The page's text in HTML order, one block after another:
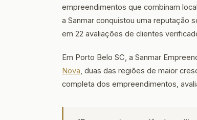
empreendimentos que combinam
a Sanmar conquistou uma reputação
em 22 avaliações de clientes
Em Porto Belo SC, a Sanmar
Nova, duas das regiões de maior
completa dos empreendimentos,